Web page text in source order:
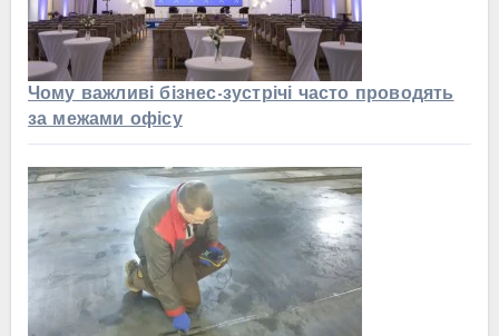
Чому важливі бізнес-зустрічі часто проводять
за межами офісу